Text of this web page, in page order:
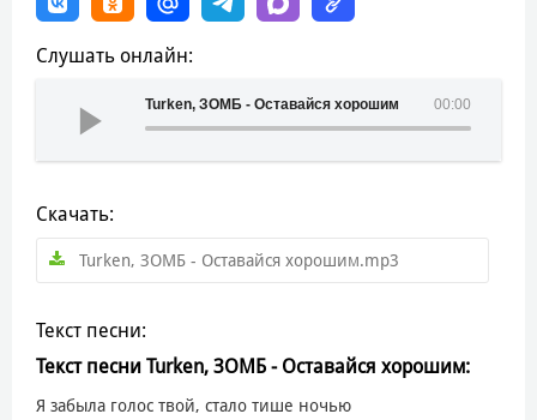
Слушать онлайн:
00:00
Turken, ЗОМБ - Оставайся хорошим
Скачать:
Turken, ЗОМБ - Оставайся хорошим.mp3
Текст песни:
Текст песни Turken, ЗОМБ - Оставайся хорошим:
Я забыла голос твой, стало тише ночью